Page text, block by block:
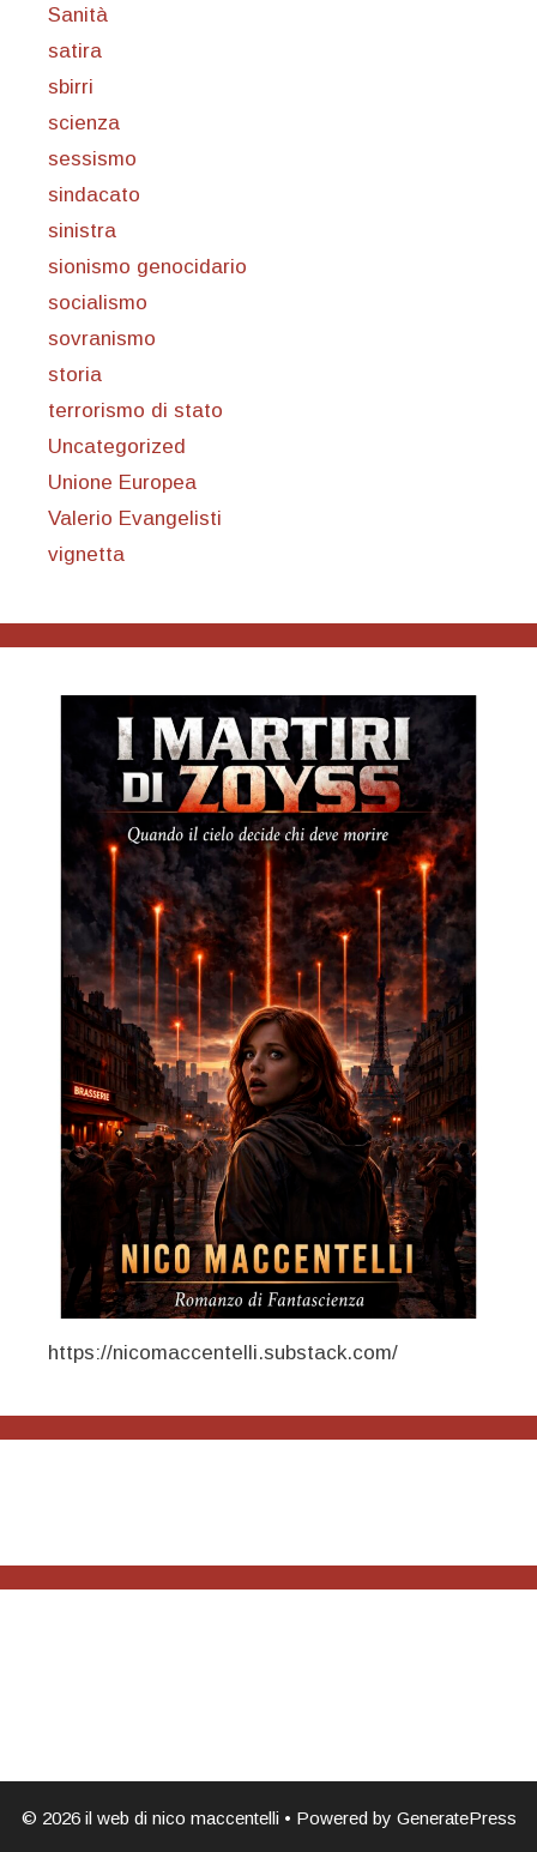
Sanità
satira
sbirri
scienza
sessismo
sindacato
sinistra
sionismo genocidario
socialismo
sovranismo
storia
terrorismo di stato
Uncategorized
Unione Europea
Valerio Evangelisti
vignetta
https://nicomaccentelli.substack.com/
© 2026 il web di nico maccentelli• Powered by GeneratePress